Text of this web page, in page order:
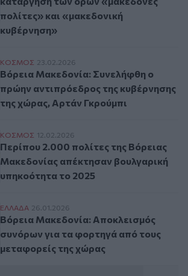
πολίτες» και «μακεδονική
κυβέρνηση»
Βόρεια Μακεδονία: Συνελήφθη ο πρώην
ΚΟΣΜΟΣ 23.02.2026
Βόρεια Μακεδονία: Συνελήφθη ο
πρώην αντιπρόεδρος της κυβέρνησης
της χώρας, Αρτάν Γκρούμπι
Περίπου 2.000 πολίτες της Βόρειας
ΚΟΣΜΟΣ 12.02.2026
Περίπου 2.000 πολίτες της Βόρειας
Μακεδονίας απέκτησαν βουλγαρική
υπηκοότητα το 2025
Βόρεια Μακεδονία: Αποκλεισμός
ΕΛΛAΔΑ 26.01.2026
Βόρεια Μακεδονία: Αποκλεισμός
συνόρων για τα φορτηγά από τους
μεταφορείς της χώρας